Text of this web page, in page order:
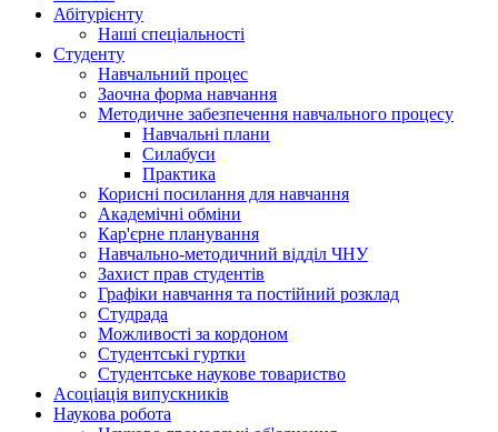
Абітурієнту
Наші спеціальності
Студенту
Навчальний процес
Заочна форма навчання
Методичне забезпечення навчального процесу
Навчальні плани
Силабуси
Практика
Корисні посилання для навчання
Академічні обміни
Кар'єрне планування
Навчально-методичний відділ ЧНУ
Захист прав студентів
Графіки навчання та постійний розклад
Студрада
Можливості за кордоном
Студентські гуртки
Студентське наукове товариство
Асоціація випускників
Наукова робота